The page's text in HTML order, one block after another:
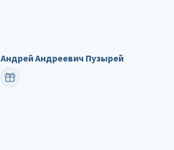
Андрей Андреевич Пузырей
ПОЗДРАВИТЬ